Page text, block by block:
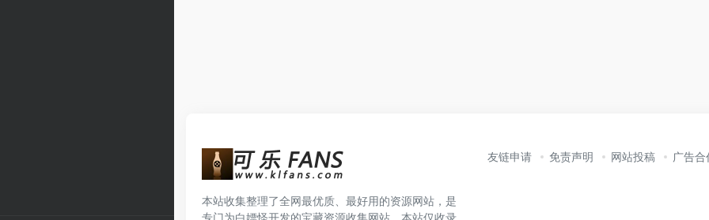
本站收集整理了全网最优质、最好用的资源网站，是
专门为白嫖怪开发的宝藏资源收集网站。本站仅收录
友链申请 免责声明 网站投稿 广告合